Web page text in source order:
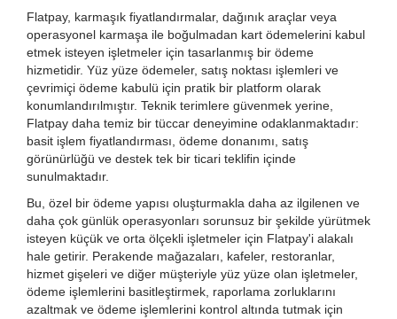
Flatpay, karmaşık fiyatlandırmalar, dağınık araçlar veya
operasyonel karmaşa ile boğulmadan kart ödemelerini kabul
etmek isteyen işletmeler için tasarlanmış bir ödeme
hizmetidir. Yüz yüze ödemeler, satış noktası işlemleri ve
çevrimiçi ödeme kabulü için pratik bir platform olarak
konumlandırılmıştır. Teknik terimlere güvenmek yerine,
Flatpay daha temiz bir tüccar deneyimine odaklanmaktadır:
basit işlem fiyatlandırması, ödeme donanımı, satış
görünürlüğü ve destek tek bir ticari teklifin içinde
sunulmaktadır.
Bu, özel bir ödeme yapısı oluşturmakla daha az ilgilenen ve
daha çok günlük operasyonları sorunsuz bir şekilde yürütmek
isteyen küçük ve orta ölçekli işletmeler için Flatpay'i alakalı
hale getirir. Perakende mağazaları, kafeler, restoranlar,
hizmet gişeleri ve diğer müşteriyle yüz yüze olan işletmeler,
ödeme işlemlerini basitleştirmek, raporlama zorluklarını
azaltmak ve ödeme işlemlerini kontrol altında tutmak için